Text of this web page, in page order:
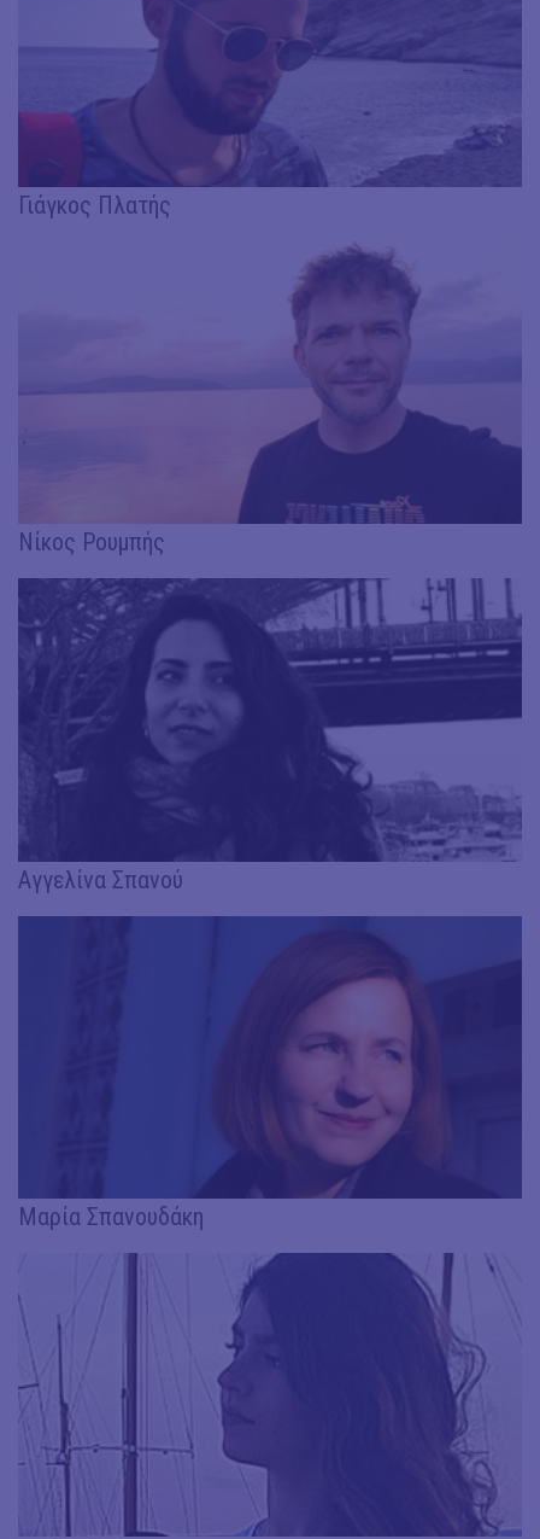
Γιάγκος Πλατής
Νίκος Ρουμπής
Αγγελίνα Σπανού
Μαρία Σπανουδάκη